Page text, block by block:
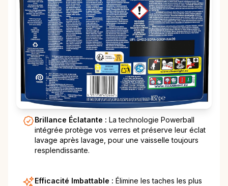
Brillance Éclatante : La technologie Powerball
intégrée protège vos verres et préserve leur éclat
lavage après lavage, pour une vaisselle toujours
resplendissante.
Efficacité Imbattable : Élimine les taches les plus